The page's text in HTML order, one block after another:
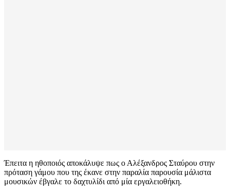
Έπειτα η ηθοποιός αποκάλυψε πως ο Αλέξανδρος Σταύρου στην
πρόταση γάμου που της έκανε στην παραλία παρουσία μάλιστα
μουσικών έβγαλε το δαχτυλίδι από μία εργαλειοθήκη.